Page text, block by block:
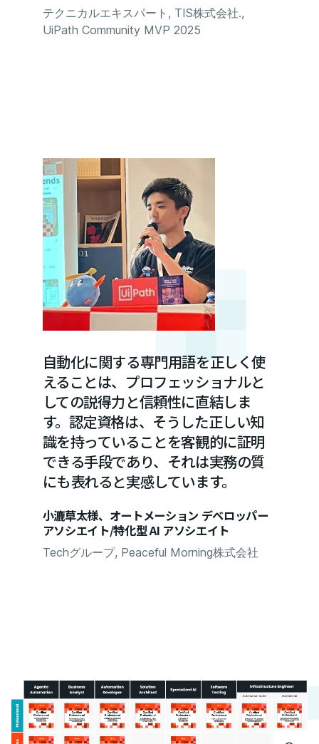
テクニカルエキスパート, TIS株式会社.,
UiPath Community MVP 2025
自動化に関する専門用語を正しく使
えることは、プロフェッショナルと
しての説得力と信頼性に直結しま
す。認定資格は、そうした正しい知
識を持っていることを客観的に証明
できる手段であり、それは実務の質
にも表れると実感しています。
小漉草太様、オートメーション デベロッパー
アソシエイト/特化型 AI アソシエイト
Techグループ, Peaceful Morning株式会社